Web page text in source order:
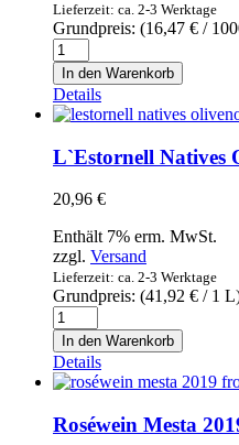
Lieferzeit: ca. 2-3 Werktage
Grundpreis: (16,47 € /
Aceitunas
negra
con
hueso
Empeltre
-
La
-
Oliven
mit
Kern
Empeltre
445g
Menge
In den Warenkorb
Details
L`Estornell Natives
20,96 €
Enthält 7% erm. MwSt.
zzgl. Versand
Lieferzeit: ca. 2-3 Werktage
Grundpreis: (41,92 € / 1
L`Estornell
Natives
Olivenöl
Extra
0,5l
BIO
Menge
In den Warenkorb
Details
Roséwein Mesta